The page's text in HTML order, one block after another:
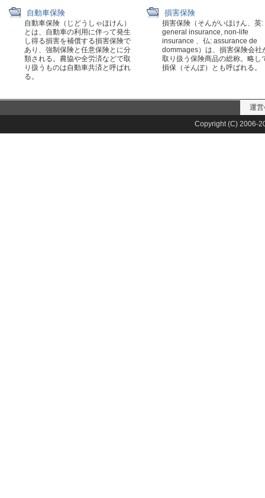
自動車保険
自動車保険（じどうしゃほけん）
とは、自動車の利用に伴って発生
し得る損害を補償する損害保険で
あり、強制保険と任意保険とに分
類される。農協や全労済などで取
り扱うものは自動車共済と呼ばれ
る。
損害保険
損害保険（そんがいほけん、英:
general insurance, non-life
insurance 、仏: assurance de
dommages）は、損害保険会社
取り扱う保険商品の総称。略し
損保（そんぽ）とも呼ばれる。
運
Copyright (C) 2006-